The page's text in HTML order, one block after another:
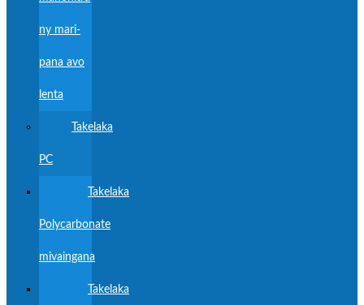
ny mari-
pana avo
lenta
Takelaka
PC
Takelaka
Polycarbonate
mivaingana
Takelaka